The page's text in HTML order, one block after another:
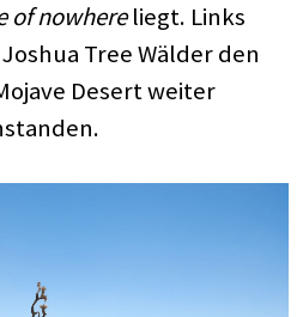
of nowhereliegt. Links
Tree Wälder den
Desert weiter